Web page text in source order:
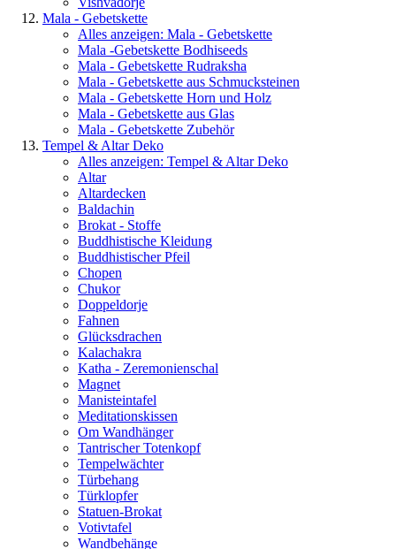
Mala - Gebetskette
Alles anzeigen: Mala - Gebetskette
Mala -Gebetskette Bodhiseeds
Mala - Gebetskette Rudraksha
Mala - Gebetskette aus Schmucksteinen
Mala - Gebetskette Horn und Holz
Mala - Gebetskette aus Glas
Mala - Gebetskette Zubehör
Tempel & Altar Deko
Alles anzeigen: Tempel & Altar Deko
Altar
Altardecken
Baldachin
Brokat - Stoffe
Buddhistische Kleidung
Buddhistischer Pfeil
Chopen
Chukor
Doppeldorje
Fahnen
Glücksdrachen
Kalachakra
Katha - Zeremonienschal
Magnet
Manisteintafel
Meditationskissen
Om Wandhänger
Tantrischer Totenkopf
Tempelwächter
Türbehang
Türklopfer
Statuen-Brokat
Votivtafel
Wandbehänge